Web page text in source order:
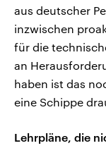
aus deutscher
inzwischen
für die
an
haben ist das
eine Schippe
Lehrpläne, die